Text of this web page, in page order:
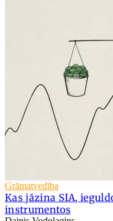
Grāmatvedība
Kas jāzina SIA,
instrumentos